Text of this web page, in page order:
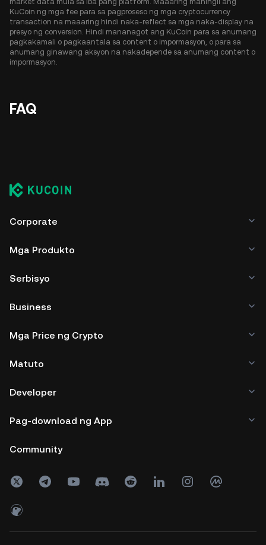
KuCoin ng mga fee para sa pagproseso ng mga cryptocurrency
transaction na maaaring hindi naka-reflect sa mga naka-display na
presyo ng conversion. Hindi mananagot ang KuCoin para sa anumang
pagkakamali o pagkaantala sa content o impormasyon, o para sa
anumang ginawang aksyon na nakadepende sa anumang content o
impormasyon.
FAQ
Corporate
Mga Produkto
Serbisyo
Business
Mga Price ng Crypto
Matuto
Developer
Pag-download ng App
Community